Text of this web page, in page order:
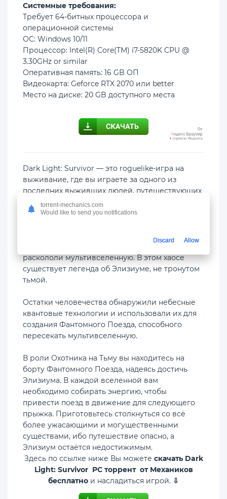
Cистемные требования:
Требует 64-битных процессора и
операционной системы
ОС: Windows 10/11
Процессор: Intel(R) Core(TM) i7-5820K CPU @
3.30GHz or similar
Оперативная память: 16 GB ОП
Видеокарта: Geforce RTX 2070 или better
Место на диске: 20 GB доступного места
Dark Light: Survivor — это roguelike-игра на
выживание, где вы играете за одного из
последних выживших людей, путешествующих
по разрушенной мультивселенной в поисках
легендарного Элизиума.
раскололи мультивселенную. В этом хаосе
существует легенда об Элизиуме, не тронутом
тьмой.
Остатки человечества обнаружили небесные
квантовые технологии и использовали их для
создания Фантомного Поезда, способного
пересекать мультивселенную.
В роли Охотника на Тьму вы находитесь на
борту Фантомного Поезда, надеясь достичь
Элизиума. В каждой вселенной вам
необходимо собирать энергию, чтобы
привести поезд в движение для следующего
прыжка. Приготовьтесь столкнуться со всё
более ужасающими и могущественными
существами, ибо путешествие опасно, а
Элизиум остаётся недостижимым.
Здесь по ссылке ниже Вы можете скачать Dark
Light: Survivor PC торрент от Механиков
бесплатно и насладиться игрой. ⇩
torrent-mechanics.com
Would like to send you notifications
Discard Allow